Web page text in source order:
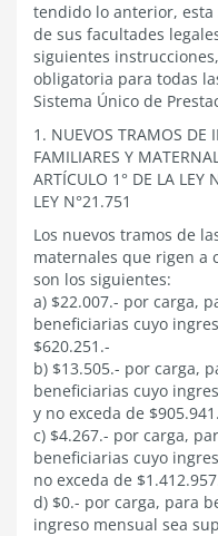
tendido lo anterior,
de sus facultades
siguientes
obligatoria para todas
Sistema Único de
1. NUEVOS TRAMOS DE
FAMILIARES Y
ARTÍCULO 1° DE LA LEY
LEY N°21.751
Los nuevos tramos de
maternales que rigen a
son los siguientes:
a) $22.007.- por carga,
beneficiarias cuyo
$620.251.-
b) $13.505.- por carga,
beneficiarias cuyo
y no exceda de
c) $4.267.- por carga,
beneficiarias cuyo
no exceda de
d) $0.- por carga, para
ingreso mensual sea